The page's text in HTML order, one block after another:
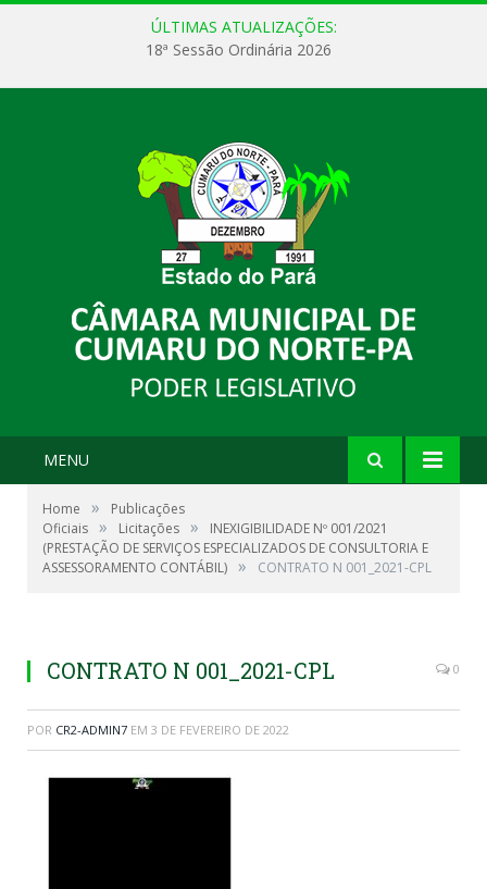
ÚLTIMAS ATUALIZAÇÕES:
18ª Sessão Ordinária 2026
MENU
Home »
Publicações
Oficiais » Licitações »
INEXIGIBILIDADE Nº 001/2021
(PRESTAÇÃO DE SERVIÇOS ESPECIALIZADOS DE CONSULTORIA E
ASSESSORAMENTO CONTÁBIL) » CONTRATO N 001_2021-CPL
CONTRATO N 001_2021-CPL 0
POR CR2-ADMIN7 EM 3 DE FEVEREIRO DE 2022